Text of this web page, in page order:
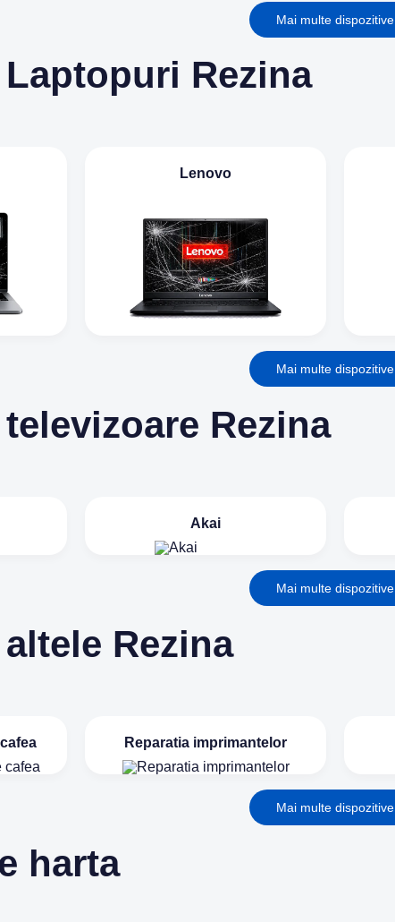
Mai multe dispozitive
Rezina
Lenovo
Mai multe dispozitive
Rezina
Akai
Mai multe dispozitive
Rezina
Reparatia imprimantelor
Mai multe dispozitive
harta